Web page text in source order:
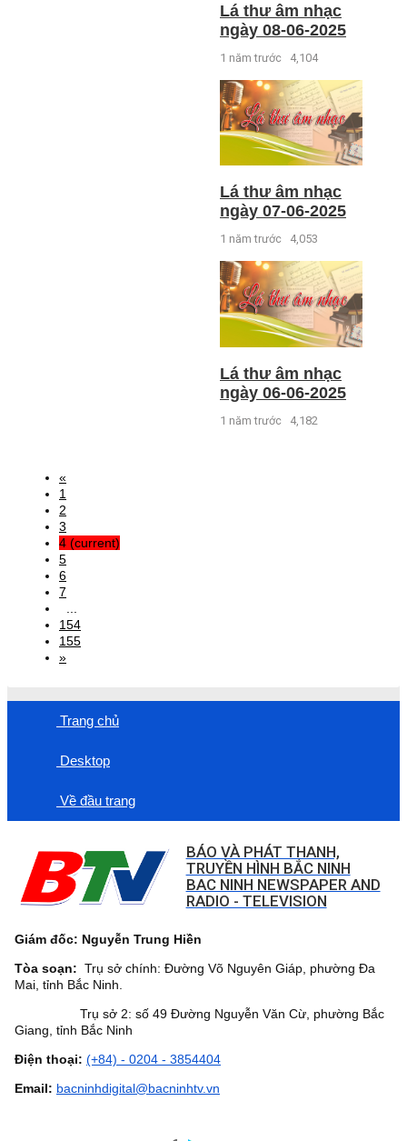
Lá thư âm nhạc
ngày 08-06-2025
1 năm trước 4,104
Lá thư âm nhạc
ngày 07-06-2025
1 năm trước 4,053
Lá thư âm nhạc
ngày 06-06-2025
1 năm trước 4,182
«
1
2
3
4 (current)
5
6
7
154
155
»
Trang chủ
Desktop
Về đầu trang
BÁO VÀ PHÁT THANH,
TRUYỀN HÌNH BẮC NINH
BAC NINH NEWSPAPER AND
RADIO - TELEVISION
Giám đốc: Nguyễn Trung Hiền
Tòa soạn: Trụ sở chính: Đường Võ Nguyên Giáp, phường Đa
Mai, tỉnh Bắc Ninh.
Trụ sở 2: số 49 Đường Nguyễn Văn Cừ, phường Bắc
Giang, tỉnh Bắc Ninh
Điện thoại: (+84) - 0204 - 3854404
Email: bacninhdigital@bacninhtv.vn